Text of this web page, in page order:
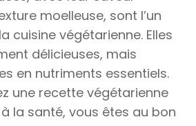
moelleuse, sont l’un
cuisine végétarienne. Elles
délicieuses, mais
en nutriments essentiels.
une recette végétarienne
la santé, vous êtes au bon